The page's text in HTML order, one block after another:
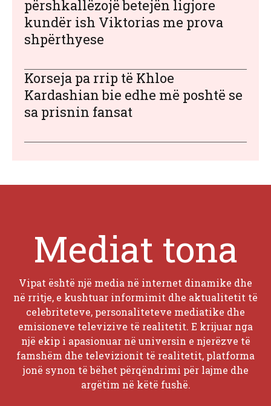
përshkallëzojë betejën ligjore
kundër ish Viktorias me prova
shpërthyese
Korseja pa rrip të Khloe
Kardashian bie edhe më poshtë se
sa prisnin fansat
Mediat tona
Vipat është një media në internet dinamike dhe
në rritje, e kushtuar informimit dhe aktualitetit të
celebriteteve, personaliteteve mediatike dhe
emisioneve televizive të realitetit. E krijuar nga
një ekip i apasionuar në universin e njerëzve të
famshëm dhe televizionit të realitetit, platforma
jonë synon të bëhet përqëndrimi për lajme dhe
argëtim në këtë fushë.